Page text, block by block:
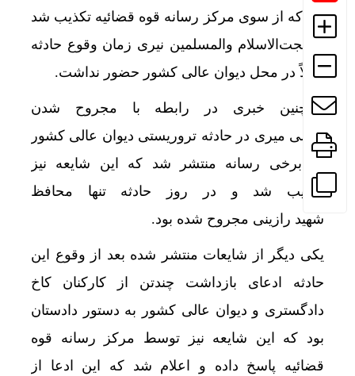
بود که از سوی مرکز رسانه قوه قضائیه تکذیب شد
و حجت‌الاسلام والمسلمین نیری زمان وقوع حادثه
اصلاً در محل دیوان عالی کشور حضور نداشت.
همچنین خبری در رابطه با مجروح شدن
قاضی میری در حادثه تروریستی دیوان عالی کشور
در برخی رسانه منتشر شد که این شایعه نیز
تکذیب شد و در روز حادثه تنها محافظ
شهید رازینی مجروح شده بود.
یکی دیگر از شایعات منتشر شده بعد از وقوع این
حادثه ادعای بازداشت چندتن از کارکنان کاخ
دادگستری و دیوان عالی کشور به دستور دادستان
بود که این شایعه نیز توسط مرکز رسانه قوه
قضائیه پاسخ داده و اعلام شد که این ادعا از